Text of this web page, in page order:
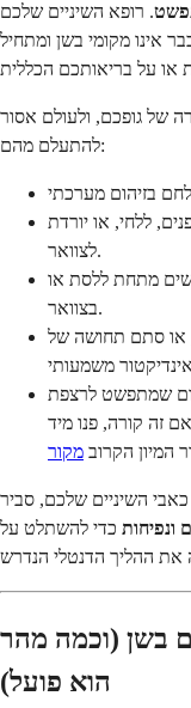
. רופא השיניים שלכם
אינו מקומי בשן ומתחיל
של גופכם, ולעולם אסור
להתעלם מהם:
ללחי, או יורדת
לצוואר.
מתחת ללסת או
בצוואר.
או סתם תחושה של
שמתפשט לרצפת
זה קורה, פנו מיד
המיון הקרוב מקור
השיניים שלכם, סביר
ונפיחות כדי להשתלט על
בשן (וכמה מהר
הוא פועל)